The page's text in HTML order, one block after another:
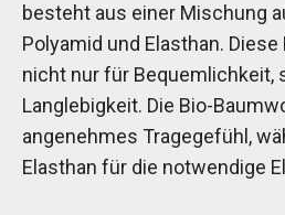
besteht aus einer Mischung
Polyamid und Elasthan.
nicht nur für Bequemlichkeit,
Langlebigkeit. Die Bio-
angenehmes Tragegefühl,
Elasthan für die notwendige